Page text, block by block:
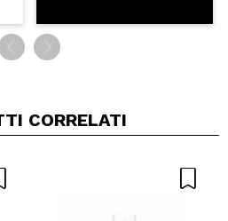
CORRELATI